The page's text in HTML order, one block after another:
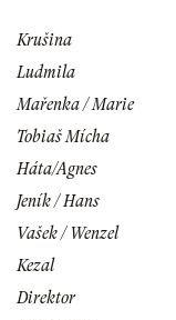
Krušina
Ludmila
Mařenka / Marie
Tobiaš Mícha
Háta/Agnes
Jeník / Hans
Vašek / Wenzel
Kezal
Direktor